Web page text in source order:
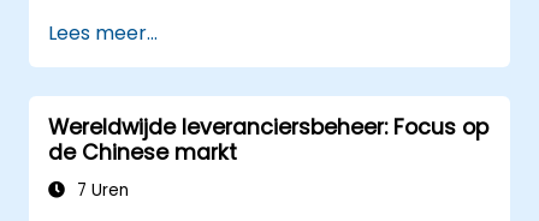
Lees meer...
Wereldwijde leveranciersbeheer: Focus op
de Chinese markt
7 Uren